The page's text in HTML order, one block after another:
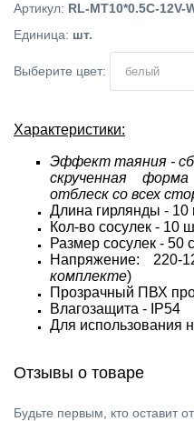
Артикул: RL-MT10*0.5C-12V-
Единица: шт.
Выберите цвет:
Характеристики:
Эффект таяния -
скрученная
отблеск со всех
Длина гирлянды - 10
Кол-во сосулек - 10
Размер сосулек - 50
Напряжение:
комплекте)
Прозрачный ПВХ
Влагозащита - IP54
Для использования
Отзывы о товаре
Будьте первым, кто оставит